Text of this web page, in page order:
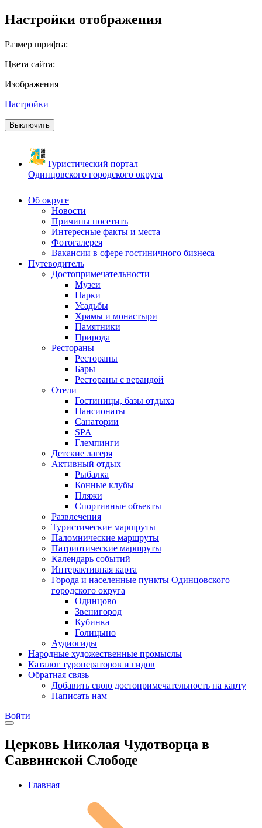
Настройки отображения
Размер шрифта:
Цвета сайта:
Изображения
Настройки
Выключить
Туристический портал
Одинцовского городского округа
Об округе
Новости
Причины посетить
Интересные факты и места
Фотогалерея
Вакансии в сфере гостиничного бизнеса
Путеводитель
Достопримечательности
Музеи
Парки
Усадьбы
Храмы и монастыри
Памятники
Природа
Рестораны
Рестораны
Бары
Рестораны с верандой
Отели
Гостиницы, базы отдыха
Пансионаты
Санатории
SPA
Глемпинги
Детские лагеря
Активный отдых
Рыбалка
Конные клубы
Пляжи
Спортивные объекты
Развлечения
Туристические маршруты
Паломнические маршруты
Патриотические маршруты
Календарь событий
Интерактивная карта
Города и населенные пункты Одинцовского
городского округа
Одинцово
Звенигород
Кубинка
Голицыно
Аудиогиды
Народные художественные промыслы
Каталог туроператоров и гидов
Обратная связь
Добавить свою достопримечательность на карту
Написать нам
Войти
Церковь Николая Чудотворца в
Саввинской Слободе
Главная